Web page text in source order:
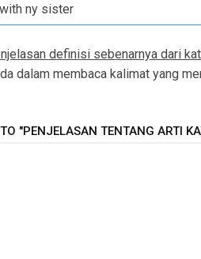
ny sister
definisi sebenarnya dari
dalam membaca kalimat yang
"PENJELASAN TENTANG ARTI